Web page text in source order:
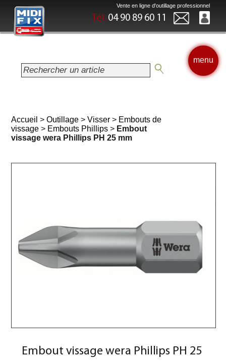
Vente en ligne d'outillage professionnel
Tél. 04 90 89 60 11
menu
Accueil >Outillage >Visser > Embouts de
vissage > Embouts Phillips > Embout
vissage wera Phillips PH 25 mm
Embout vissage wera Phillips PH 25